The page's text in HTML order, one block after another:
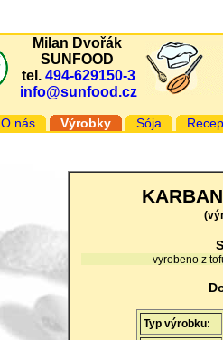
Milan Dvořák
SUNFOOD
tel. 494-629150-3
info@sunfood.cz
O nás Výrobky Sója
vyrobeno z
Typ výrobku: